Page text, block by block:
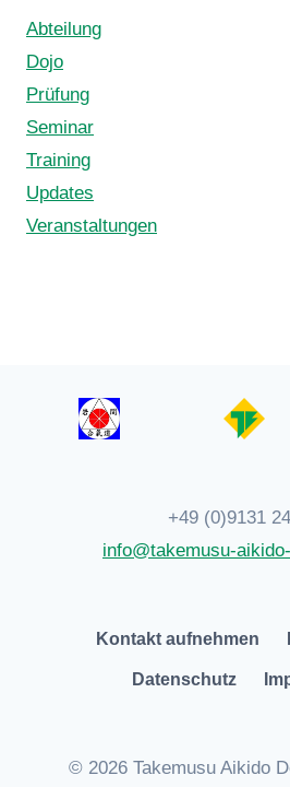
Abteilung
Dojo
Prüfung
Seminar
Training
Updates
Veranstaltungen
+49 (0)9131
info@takemusu-
Kontakt aufnehmen
Datenschutz
© 2026 Takemusu Aikido